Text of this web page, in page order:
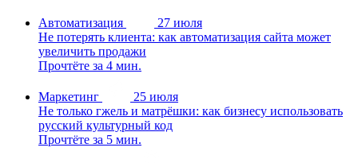
Автоматизация
27 июля
Не потерять клиента: как автоматизация сайта может
увеличить продажи
Прочтёте за 4 мин.
Маркетинг
25 июля
Не только гжель и матрёшки: как бизнесу использовать
русский культурный код
Прочтёте за 5 мин.